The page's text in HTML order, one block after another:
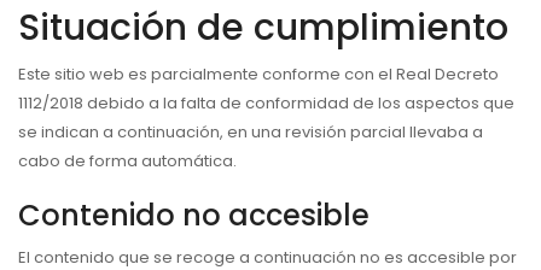
Situación de cumplimiento
Este sitio web es parcialmente conforme con el Real Decreto
1112/2018 debido a la falta de conformidad de los aspectos que
se indican a continuación, en una revisión parcial llevaba a
cabo de forma automática.
Contenido no accesible
El contenido que se recoge a continuación no es accesible por